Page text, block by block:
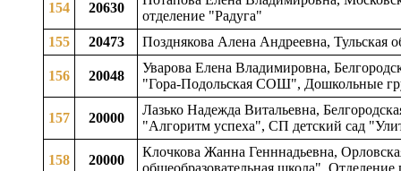
154 20630
отделение "Радуга"
155
20473 Позднякова Алена Андреевна,
156 20048
Уварова Елена Владимировна,
"Гора-Подольская СОШ", Дошкольные
157 20000
Лазько Надежда Витальевна,
"Алгоритм успеха", СП детский сад
158 20000
Клочкова Жанна Генннадьевна,
общеобразовательная школа",